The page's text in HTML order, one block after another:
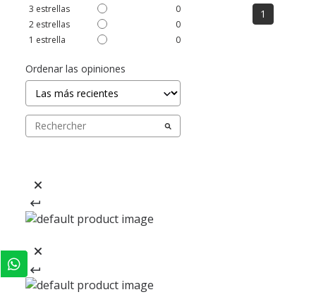
3 estrellas
0
2 estrellas
0
1 estrella 0
Ordenar las opiniones
1